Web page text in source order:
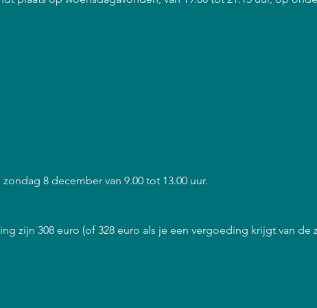
8 december van 9.00 tot 13.00 uur.
zijn 308 euro (of 328 euro als je een vergoeding krijgt van de